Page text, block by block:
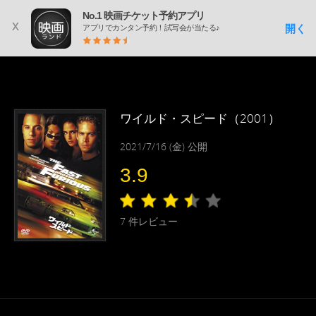
x
No.1 映画チケット予約アプリ
アプリでカンタン予約！試写会が当たる♪ 開く
ワイルド・スピード（2001）
2021/7/16 (金) 公開
3.9
7 件レビュー